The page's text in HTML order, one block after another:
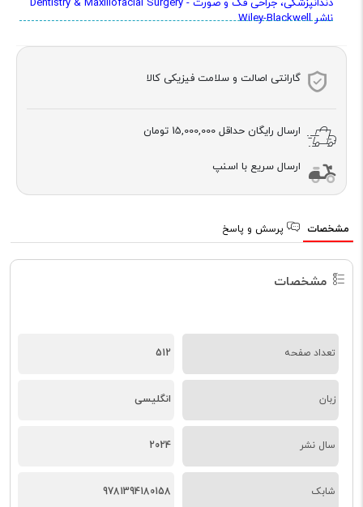
دندانپزشکی، جراحی فک و صورت - Dentistry & Maxillofacial Surgery
ناشر Wiley-Blackwell
گارانتی اصالت و سلامت فیزیکی کالا
ارسال رایگان حداقل 15,000,000 تومان
ارسال سریع با اسنپ
مشخصات پرسش و پاسخ
مشخصات
تعداد صفحه 512
زبان انگلیسی
سال نشر 2024
شابک 9781394180158